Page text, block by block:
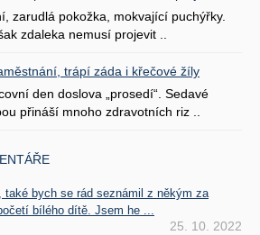
zarudlá pokožka, mokvající puchýřky.
zdaleka nemusí projevit ..
trápí záda i křečové žíly
den doslova „prosedí“. Sedavé
přináší mnoho zdravotních riz ..
také bych se rád seznámil z někým za
bílého dítě. Jsem he ...
25. 10. 2022